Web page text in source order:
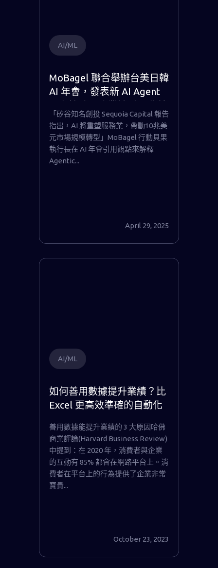
AI/ML
MoBagel 聯合舉辦台美日韓
AI 年會，發表新 AI Agent
元市場
「矽谷知名創投 Sequoia Capital 報告
指出，AI 將重塑服務業，帶動10兆美
元市場規模轉型」MoBagel 行動貝果
執行長在 AI 年會引用觀點來解釋
Agentic...
April 29, 2025
AI/ML
如何善用數據提升業績？比
Excel 更高效準確的自動化
善用數據能提升業績的 3 大原因哈佛
商業評論(Harvard Business Review)
中提到：在 2020 年，消費者與企業
的互動有 85% 都會在網路平台上。消
費者在平台上的行為提供了企業非常
寶貴...
October 23, 2023